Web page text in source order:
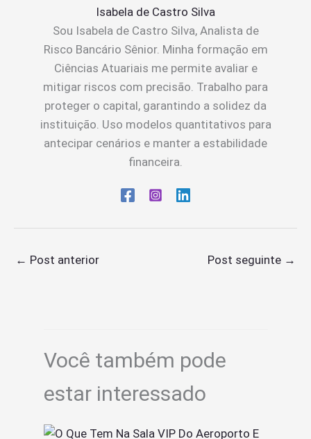
Isabela de Castro Silva
Sou Isabela de Castro Silva, Analista de
Risco Bancário Sênior. Minha formação em
Ciências Atuariais me permite avaliar e
mitigar riscos com precisão. Trabalho para
proteger o capital, garantindo a solidez da
instituição. Uso modelos quantitativos para
antecipar cenários e manter a estabilidade
financeira.
← Post anterior Post seguinte →
Você também pode
estar interessado